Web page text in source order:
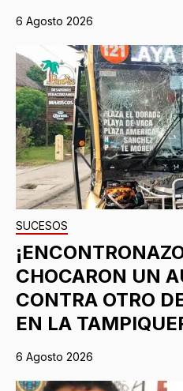
6 Agosto 2026
SUCESOS
CHOCARON UN
CONTRA OTRO
EN LA
6 Agosto 2026